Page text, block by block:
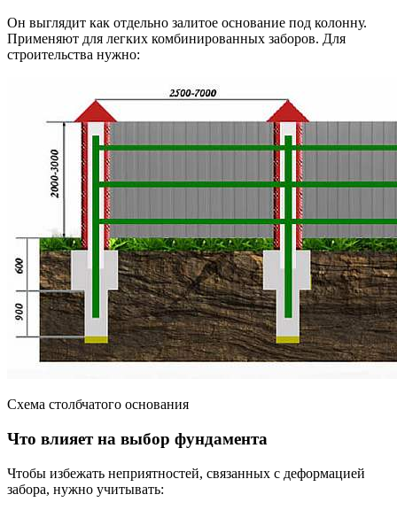
Он выглядит как отдельно залитое основание под колонну.
Применяют для легких комбинированных заборов. Для
строительства нужно:
Схема столбчатого основания
Что влияет на выбор фундамента
Чтобы избежать неприятностей, связанных с деформацией
забора, нужно учитывать: